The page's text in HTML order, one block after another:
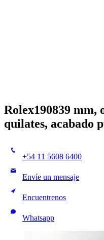
Rolex190839 mm,
quilates, acabado
+54 11 5608 6400
Envíe un mensaje
Encuentrenos
Whatsapp